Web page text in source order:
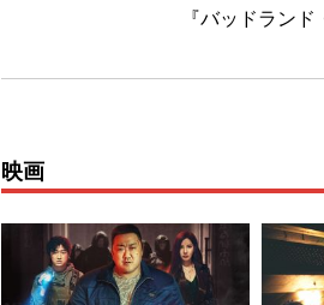
『バッドラン
映画